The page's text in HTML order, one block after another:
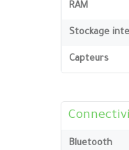
RAM
Stockage
Capteurs
Bluetooth